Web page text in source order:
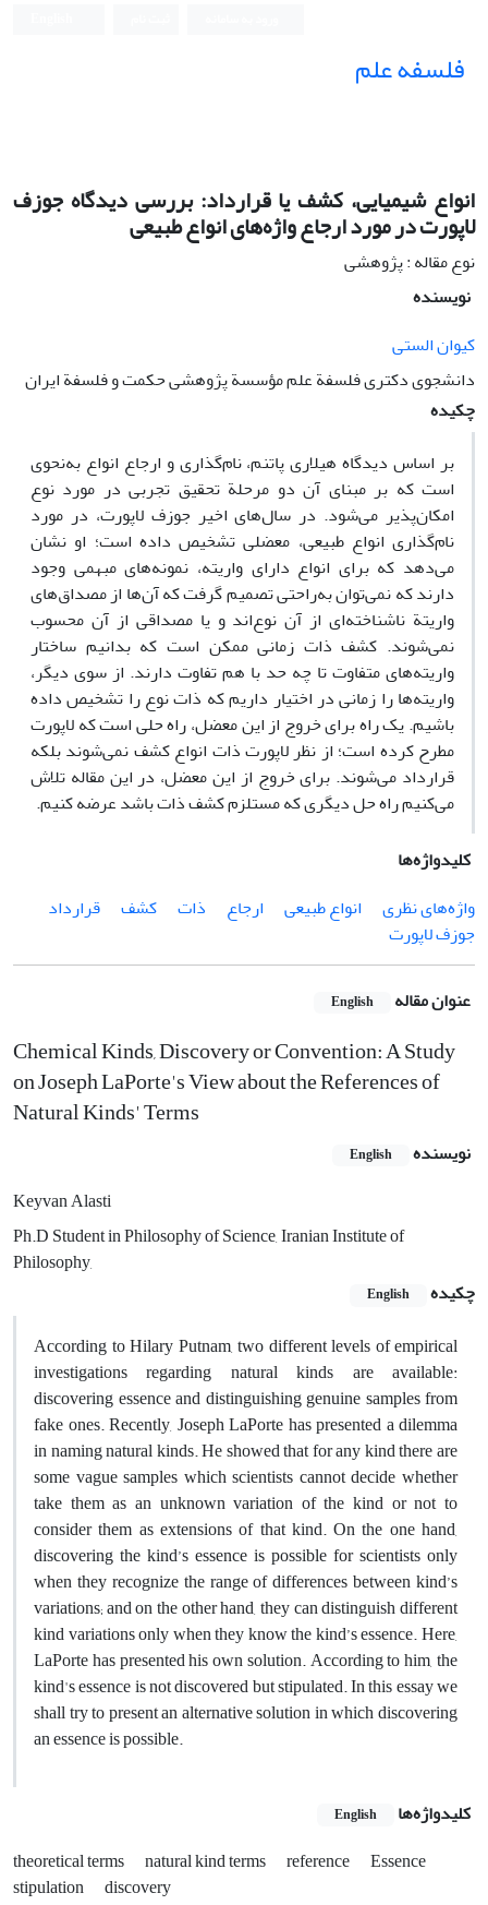
فلسفه علم
انواع شیمیایی، کشف یا قرارداد: بررسی دیدگاه جوزف
لاپورت در مورد ارجاع واژه‌های انواع طبیعی
نوع مقاله : پژوهشی
نویسنده
کیوان الستی
دانشجوی دکتری فلسفة علم مؤسسة پژوهشی حکمت و فلسفة ایران
چکیده
بر اساس دیدگاه هیلاری پاتنم، نام‌گذاری و ارجاع انواع به‌نحوی
است که بر مبنای آن دو مرحلة تحقیق تجربی در مورد نوع
امکان‌پذیر می‌شود. در سال‌های اخیر جوزف لاپورت، در مورد
نام‌گذاری انواع طبیعی، معضلی تشخیص داده است؛ او نشان
می‌دهد که برای انواع دارای واریته، نمونه‌های مبهمی وجود
دارند که نمی‌توان به‌راحتی تصمیم گرفت که آن‌ها از مصداق‌های
واریتة ناشناخته‌ای از آن نوع‌اند و یا مصداقی از آن محسوب
نمی‌شوند. کشف ذات زمانی ممکن است که بدانیم ساختار
واریته‌های متفاوت تا چه حد با هم تفاوت دارند. از ‌سوی دیگر،
واریته‌ها را زمانی در اختیار داریم که ذات نوع را تشخیص داده
باشیم. یک راه برای خروج از این معضل، راه حلی است که لاپورت
مطرح کرده است؛ از نظر لاپورت ذات انواع کشف نمی‌شوند بلکه
قرارداد می‌شوند. برای خروج از این معضل، در این مقاله تلاش
می‌کنیم راه حل دیگری که مستلزم کشف ذات باشد عرضه کنیم.
کلیدواژه‌ها
واژه‌های نظری
انواع طبیعی ارجاع ذات کشف
قرارداد
جوزف لاپورت
عنوان مقاله English
Chemical Kinds, Discovery or Convention: A Study
on Joseph LaPorte's View about the References of
Natural Kinds' Terms
نویسنده English
Keyvan Alasti
Ph.D Student in Philosophy of Science, Iranian Institute of
Philosophy,
چکیده
English
According to Hilary Putnam, two different levels of empirical
investigations regarding natural kinds are available:
discovering essence and distinguishing genuine samples from
fake ones. Recently, Joseph LaPorte has presented a dilemma
in naming natural kinds. He showed that for any kind there are
some vague samples which scientists cannot decide whether
take them as an unknown variation of the kind or not to
consider them as extensions of that kind. On the one hand,
discovering the kind’s essence is possible for scientists only
when they recognize the range of differences between kind’s
variations; and on the other hand, they can distinguish different
kind variations only when they know the kind’s essence. Here,
LaPorte has presented his own solution. According to him, the
kind's essence is not discovered but stipulated. In this essay we
shall try to present an alternative solution in which discovering
an essence is possible.
کلیدواژه‌ها English
theoretical terms natural kind terms reference
Essence
stipulation
discovery